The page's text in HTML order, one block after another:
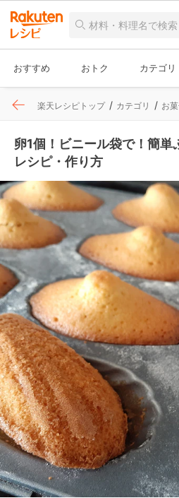
おすすめ おトク カテゴリ
楽天レシピトップ カテゴリ お
卵1個！ビニール袋で！簡
レシピ・作り方